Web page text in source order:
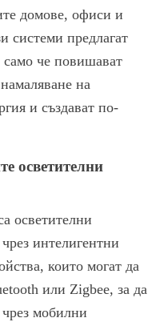
домове, офиси и
системи предлагат
че повишават
на
и създават по-
осветителни
осветителни
интелигентни
които могат да
или Zigbee, за да
мобилни